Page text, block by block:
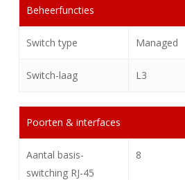
Beheerfuncties
Switch type Managed
Switch-laag L3
Poorten & interfaces
Aantal basis-
switching RJ-45
8